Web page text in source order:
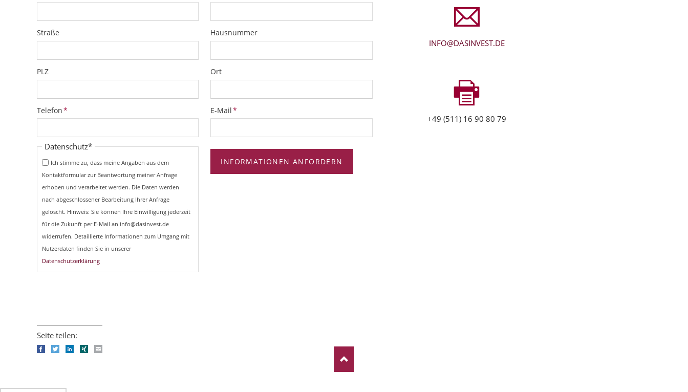
Straße Hausnummer
PLZ Ort
Pflichtfeld
Telefon* Pflichtfeld
E-Mail*
Pflichtfeld
Datenschutz*
Ich stimme zu, dass meine Angaben aus dem
Kontaktformular zur Beantwortung meiner Anfrage
erhoben und verarbeitet werden. Die Daten werden
nach abgeschlossener Bearbeitung Ihrer Anfrage
gelöscht. Hinweis: Sie können Ihre Einwilligung jederzeit
für die Zukunft per E-Mail an info@dasinvest.de
widerrufen. Detaillierte Informationen zum Umgang mit
Nutzerdaten finden Sie in unserer
Datenschutzerklärung
INFORMATIONEN ANFORDERN
INFO@DASINVEST.DE
+49 (511) 16 90 80 79
Seite teilen:
FacebookTwitterLinkedIn
Xing